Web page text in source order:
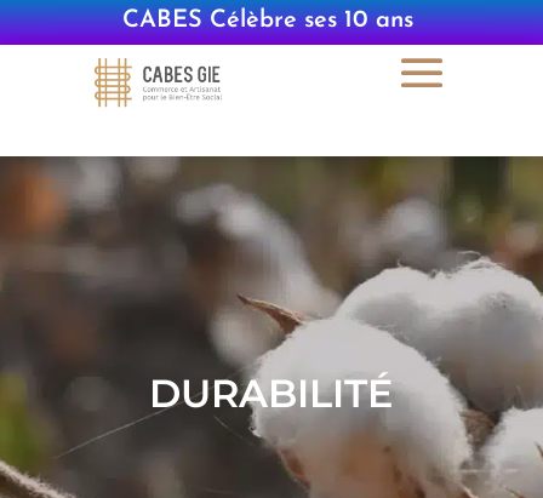
CABES Célèbre ses 10 ans|
DURABILITÉ